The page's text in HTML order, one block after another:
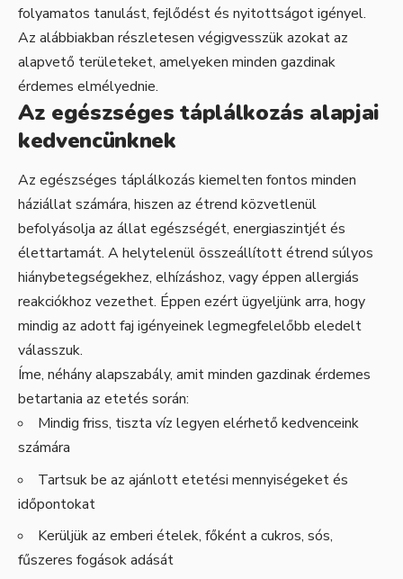
folyamatos tanulást, fejlődést és nyitottságot igényel.
Az alábbiakban részletesen végigvesszük azokat az
alapvető területeket, amelyeken minden gazdinak
érdemes elmélyednie.
Az egészséges táplálkozás alapjai
kedvencünknek
Az egészséges táplálkozás kiemelten fontos minden
háziállat számára, hiszen az étrend közvetlenül
befolyásolja az állat egészségét, energiaszintjét és
élettartamát. A helytelenül összeállított étrend súlyos
hiánybetegségekhez, elhízáshoz, vagy éppen allergiás
reakciókhoz vezethet. Éppen ezért ügyeljünk arra, hogy
mindig az adott faj igényeinek legmegfelelőbb eledelt
válasszuk.
Íme, néhány alapszabály, amit minden gazdinak érdemes
betartania az etetés során:
Mindig friss, tiszta víz legyen elérhető kedvenceink
számára
Tartsuk be az ajánlott etetési mennyiségeket és
időpontokat
Kerüljük az emberi ételek, főként a cukros, sós,
fűszeres fogások adását